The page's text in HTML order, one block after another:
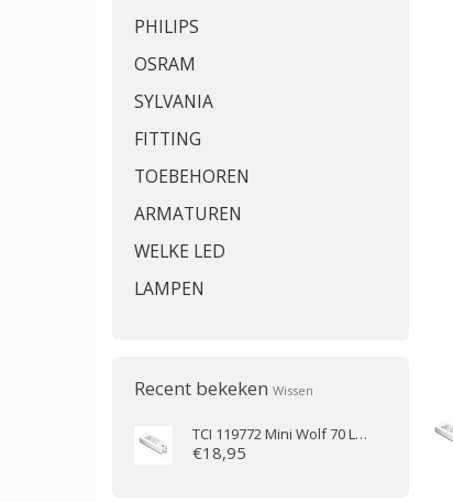
PHILIPS
OSRAM
SYLVANIA
FITTING
TOEBEHOREN
ARMATUREN
WELKE LED
LAMPEN
Recent bekeken Wissen
TCI 119772 Mini Wolf 70 LED
€18,95